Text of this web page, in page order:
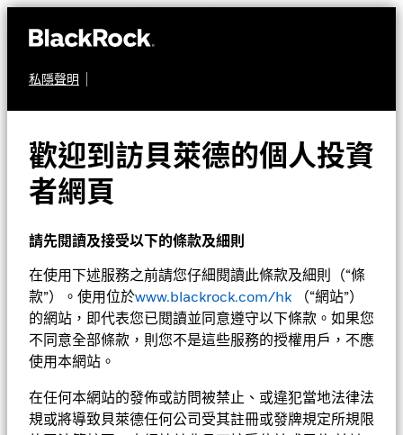
私隱聲明
歡迎到訪貝萊德的個人投資
者網頁
請先閱讀及接受以下的條款及細則
在使用下述服務之前請您仔細閱讀此條款及細則（“條
款”）。使用位於www.blackrock.com/hk （“網站”）
的網站，即代表您已閱讀並同意遵守以下條款。如果您
不同意全部條款，則您不是這些服務的授權用戶，不應
使用本網站。
在任何本網站的發佈或訪問被禁止、或違犯當地法律法
規或將導致貝萊德任何公司受其註冊或發牌規定所規限
股票
貝萊德日本中小型企業特
別時機基金
淨值截至 2026年8月7日
美元 112.71
52週波幅 89.71 - 115.08
Morningstar星號評級